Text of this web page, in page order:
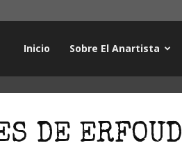
Inicio Sobre El Anartista
DE ERFOUD